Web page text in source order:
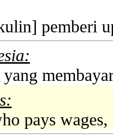
pemberi
pays